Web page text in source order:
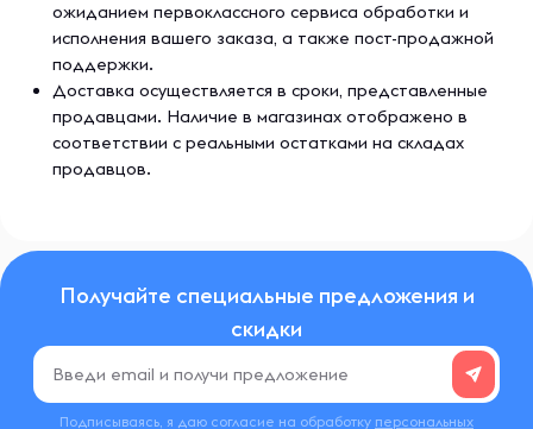
ожиданием первоклассного сервиса обработки и
исполнения вашего заказа, а также пост-продажной
поддержки.
Доставка осуществляется в сроки, представленные
продавцами. Наличие в магазинах отображено в
соответствии с реальными остатками на складах
продавцов.
Получайте специальные предложения и
скидки
Подписываясь, я даю согласие на обработку персональных